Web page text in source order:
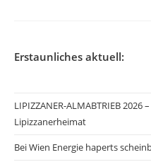
Erstaunliches aktuell:
LIPIZZANER-ALMABTRIEB
Lipizzanerheimat
Bei Wien Energie haperts